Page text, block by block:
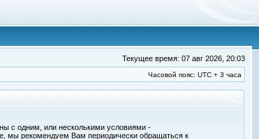
Текущее время: 07 авг 2026, 20:03
Часовой пояс: UTC + 3 часа
с одним, или несколькими условиями -
мы рекомендуем Вам периодически обращаться к